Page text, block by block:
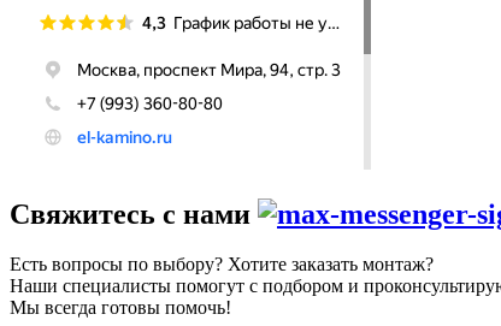
Свяжитесь с нами
Есть вопросы по выбору? Хотите заказать монтаж?
Наши специалисты помогут с подбором и
Мы всегда готовы помочь!